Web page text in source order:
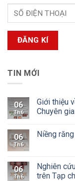
TIN MỚI
06
Th6
Giới thiệu
Chuyên
06
Th6
Niềng
06
Th6
Nghiên
trên Tạp